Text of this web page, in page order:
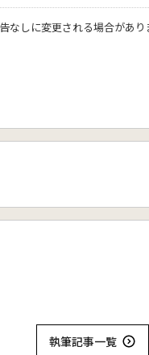
なしに変更される場合があり
執筆記事一覧